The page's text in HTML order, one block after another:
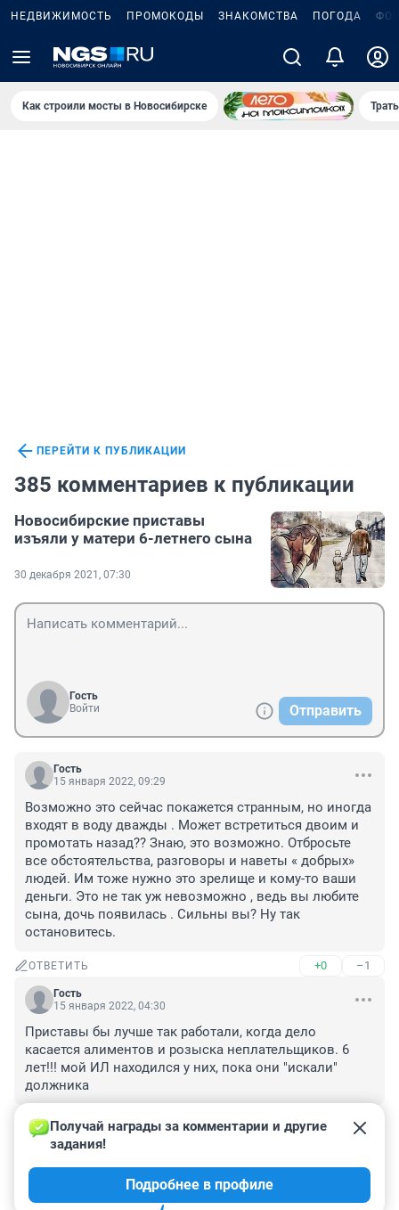
НЕДВИЖИМОСТЬ ПРОМОКОДЫ ЗНАКОМСТВА ПОГОДА
Как строили мосты в Новосибирске
ПЕРЕЙТИ К ПУБЛИКАЦИИ
385 комментариев к публикации
Новосибирские приставы
изъяли у матери 6-летнего сына
30 декабря 2021, 07:30
Гость
Войти
Отправить
Гость
15 января 2022, 09:29
Возможно это сейчас покажется странным, но иногда
входят в воду дважды . Может встретиться двоим и
промотать назад?? Знаю, это возможно. Отбросьте
все обстоятельства, разговоры и наветы « добрых»
людей. Им тоже нужно это зрелище и кому-то ваши
деньги. Это не так уж невозможно , ведь вы любите
сына, дочь появилась . Сильны вы? Ну так
остановитесь.
ОТВЕТИТЬ +0 –1
Гость
15 января 2022, 04:30
Приставы бы лучше так работали, когда дело
касается алиментов и розыска неплательщиков. 6
лет!!! мой ИЛ находился у них, пока они "искали"
должника
ОТВЕТИТЬ –0
Гость
Настя, держись и борись.
Получай награды за комментарии и другие
задания!
Подробнее в профиле